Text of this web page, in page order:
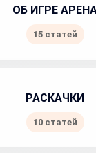
ОБ ИГРЕ
15 статей
РАСКАЧКИ
10 статей